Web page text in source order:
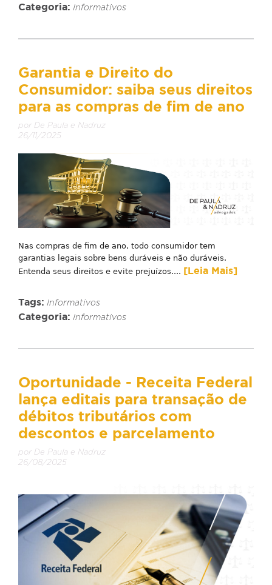
Categoria: Informativos
Garantia e Direito do
Consumidor: saiba seus direitos
para as compras de fim de ano
por De Paula e Nadruz
26/11/2025
Nas compras de fim de ano, todo consumidor tem
garantias legais sobre bens duráveis e não duráveis.
Entenda seus direitos e evite prejuízos.... [Leia Mais]
Tags: Informativos
Categoria: Informativos
Oportunidade - Receita Federal
lança editais para transação de
débitos tributários com
descontos e parcelamento
por De Paula e Nadruz
26/08/2025